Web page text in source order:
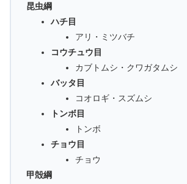
昆虫綱
ハチ目
アリ・ミツバチ
コウチュウ目
カブトムシ・クワガタムシ
バッタ目
コオロギ・スズムシ
トンボ目
トンボ
チョウ目
チョウ
甲殻綱